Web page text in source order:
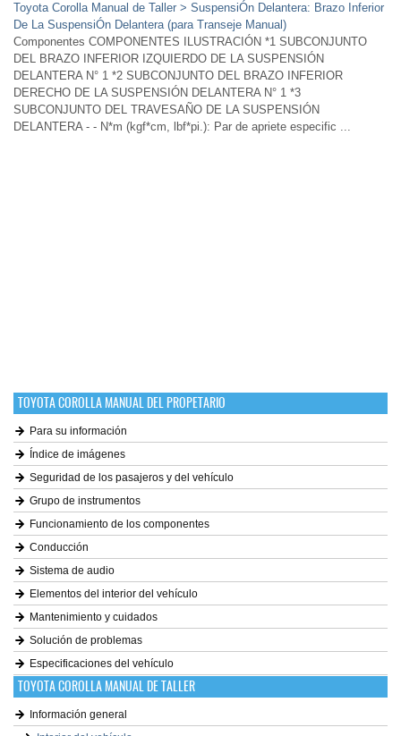
Toyota Corolla Manual de Taller > SuspensiÓn Delantera: Brazo Inferior
De La SuspensiÓn Delantera (para Transeje Manual)
Componentes COMPONENTES ILUSTRACIÓN *1 SUBCONJUNTO
DEL BRAZO INFERIOR IZQUIERDO DE LA SUSPENSIÓN
DELANTERA N° 1 *2 SUBCONJUNTO DEL BRAZO INFERIOR
DERECHO DE LA SUSPENSIÓN DELANTERA N° 1 *3
SUBCONJUNTO DEL TRAVESAÑO DE LA SUSPENSIÓN
DELANTERA - - N*m (kgf*cm, lbf*pi.): Par de apriete especific ...
TOYOTA COROLLA MANUAL DEL PROPETARIO
Para su información
Índice de imágenes
Seguridad de los pasajeros y del vehículo
Grupo de instrumentos
Funcionamiento de los componentes
Conducción
Sistema de audio
Elementos del interior del vehículo
Mantenimiento y cuidados
Solución de problemas
Especificaciones del vehículo
TOYOTA COROLLA MANUAL DE TALLER
Información general